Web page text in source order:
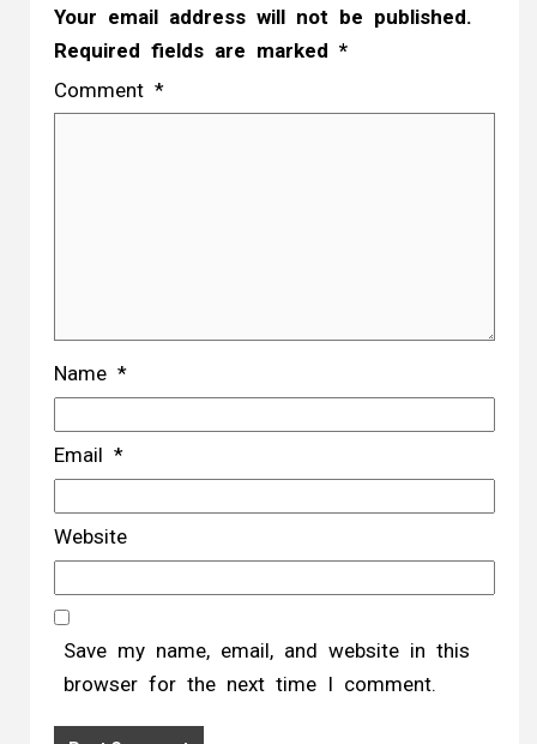
Your email address will not be published.
Required fields are marked *
Comment *
Name *
Email *
Website
Save my name, email, and website in this
browser for the next time I comment.